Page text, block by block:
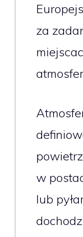
za
w
lub